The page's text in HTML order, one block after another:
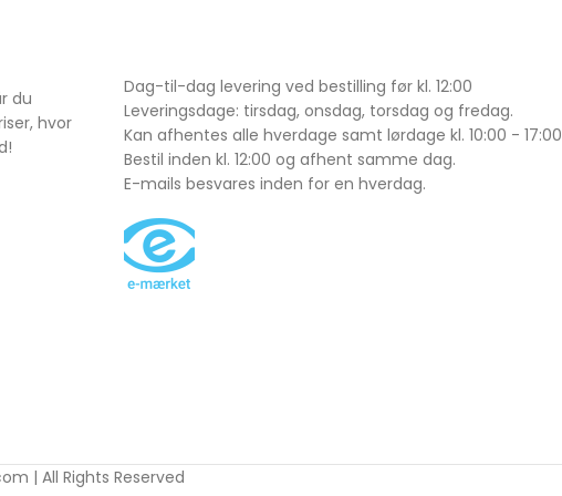
du
hvor
Dag-til-dag levering ved bestilling før kl. 12:00
Leveringsdage: tirsdag, onsdag, torsdag og fredag.
Kan afhentes alle hverdage samt lørdage kl. 10:00 - 17:00
Bestil inden kl. 12:00 og afhent samme dag.
E-mails besvares inden for en hverdag.
| All Rights Reserved